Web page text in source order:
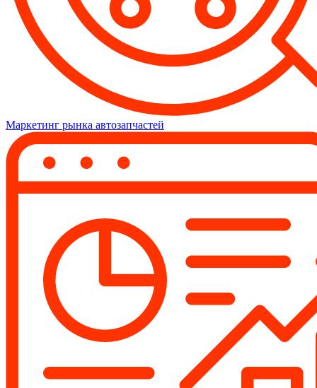
Маркетинг рынка автозапчастей